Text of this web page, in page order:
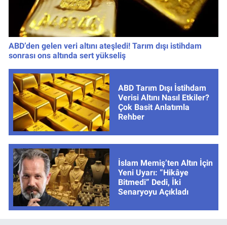
ABD’den gelen veri altını ateşledi! Tarım dışı istihdam
sonrası ons altında sert yükseliş
ABD Tarım Dışı İstihdam
Verisi Altını Nasıl Etkiler?
Çok Basit Anlatımla
Rehber
İslam Memiş’ten Altın İçin
Yeni Uyarı: “Hikâye
Bitmedi” Dedi, İki
Senaryoyu Açıkladı